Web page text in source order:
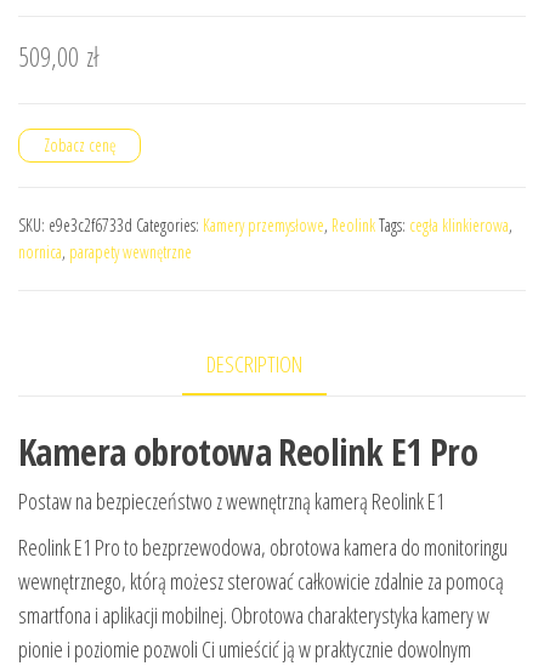
509,00 zł
Zobacz cenę
SKU: e9e3c2f6733d Categories: Kamery przemysłowe, ReolinkTags: cegła klinkierowa,
nornica, parapety wewnętrzne
DESCRIPTION
Kamera obrotowa Reolink E1 Pro
Postaw na bezpieczeństwo z wewnętrzną kamerą Reolink E1
Reolink E1 Pro to bezprzewodowa, obrotowa kamera do monitoringu
wewnętrznego, którą możesz sterować całkowicie zdalnie za pomocą
smartfona i aplikacji mobilnej. Obrotowa charakterystyka kamery w
pionie i poziomie pozwoli Ci umieścić ją w praktycznie dowolnym